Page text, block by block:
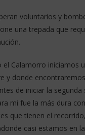
voluntarios y
una trepada que
el Calamorro iniciamos
y donde
de iniciar la segunda
mi fue la más dura
que tienen el
casi estamos en